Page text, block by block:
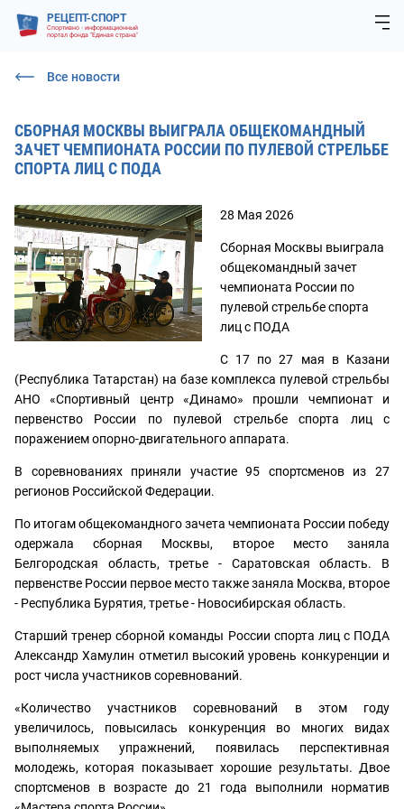
РЕЦЕПТ-СПОРТ
Спортивно - информационный
портал фонда "Единая страна"
Все новости
СБОРНАЯ МОСКВЫ ВЫИГРАЛА ОБЩЕКОМАНДНЫЙ
ЗАЧЕТ ЧЕМПИОНАТА РОССИИ ПО ПУЛЕВОЙ СТРЕЛЬБЕ
СПОРТА ЛИЦ С ПОДА
28 Мая 2026
Сборная Москвы выиграла
общекомандный зачет
чемпионата России по
пулевой стрельбе спорта
лиц с ПОДА
С 17 по 27 мая в Казани
(Республика Татарстан) на базе комплекса пулевой стрельбы
АНО «Спортивный центр «Динамо» прошли чемпионат и
первенство России по пулевой стрельбе спорта лиц с
поражением опорно-двигательного аппарата.
В соревнованиях приняли участие 95 спортсменов из 27
регионов Российской Федерации.
По итогам общекомандного зачета чемпионата России победу
одержала сборная Москвы, второе место заняла
Белгородская область, третье - Саратовская область. В
первенстве России первое место также заняла Москва, второе
- Республика Бурятия, третье - Новосибирская область.
Старший тренер сборной команды России спорта лиц с ПОДА
Александр Хамулин отметил высокий уровень конкуренции и
рост числа участников соревнований.
«Количество участников соревнований в этом году
увеличилось, повысилась конкуренция во многих видах
выполняемых упражнений, появилась перспективная
молодежь, которая показывает хорошие результаты. Двое
спортсменов в возрасте до 21 года выполнили норматив